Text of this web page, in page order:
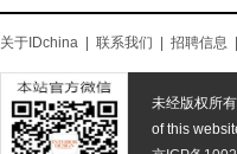
关于IDchina 联系我们 招聘信息
未经版权所
of this